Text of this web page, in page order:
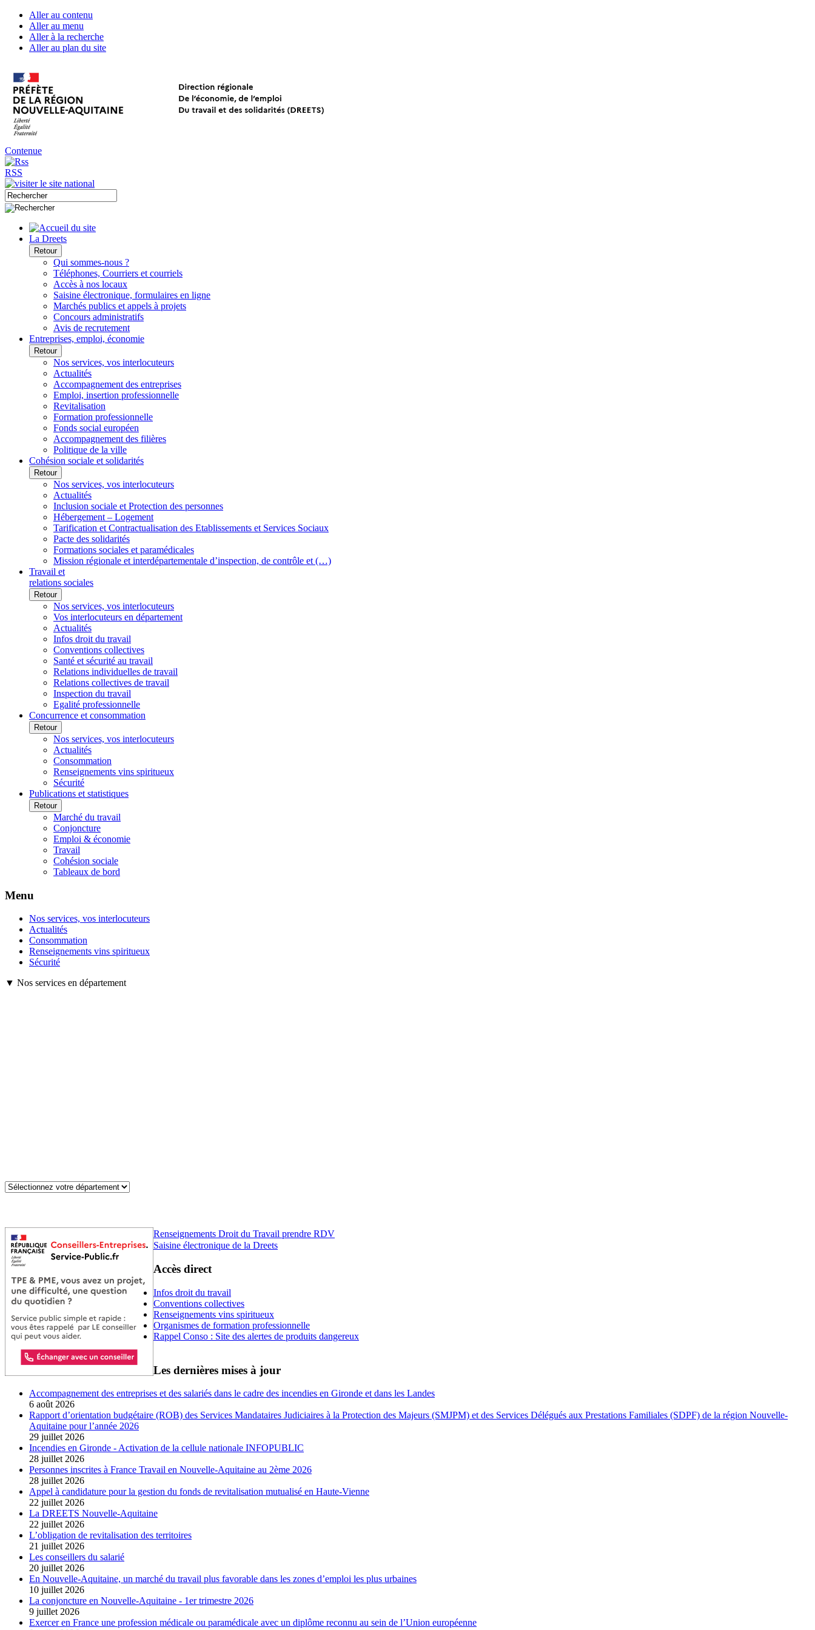
Aller au contenu
Aller au menu
Aller à la recherche
Aller au plan du site
Contenue
RSS
La Dreets
Retour
Qui sommes-nous ?
Téléphones, Courriers et courriels
Accès à nos locaux
Saisine électronique, formulaires en ligne
Marchés publics et appels à projets
Concours administratifs
Avis de recrutement
Entreprises, emploi, économie
Retour
Nos services, vos interlocuteurs
Actualités
Accompagnement des entreprises
Emploi, insertion professionnelle
Revitalisation
Formation professionnelle
Fonds social européen
Accompagnement des filières
Politique de la ville
Cohésion sociale et solidarités
Retour
Nos services, vos interlocuteurs
Actualités
Inclusion sociale et Protection des personnes
Hébergement – Logement
Tarification et Contractualisation des Etablissements et Services Sociaux
Pacte des solidarités
Formations sociales et paramédicales
Mission régionale et interdépartementale d’inspection, de contrôle et (…)
Travail et
relations sociales
Retour
Nos services, vos interlocuteurs
Vos interlocuteurs en département
Actualités
Infos droit du travail
Conventions collectives
Santé et sécurité au travail
Relations individuelles de travail
Relations collectives de travail
Inspection du travail
Egalité professionnelle
Concurrence et consommation
Retour
Nos services, vos interlocuteurs
Actualités
Consommation
Renseignements vins spiritueux
Sécurité
Publications et statistiques
Retour
Marché du travail
Conjoncture
Emploi & économie
Travail
Cohésion sociale
Tableaux de bord
Menu
Nos services, vos interlocuteurs
Actualités
Consommation
Renseignements vins spiritueux
Sécurité
▼ Nos services en département
Renseignements Droit du Travail prendre RDV
Saisine électronique de la Dreets
Accès direct
Infos droit du travail
Conventions collectives
Renseignements vins spiritueux
Organismes de formation professionnelle
Rappel Conso : Site des alertes de produits dangereux
Les dernières mises à jour
Accompagnement des entreprises et des salariés dans le cadre des incendies en Gironde et dans les Landes
6 août 2026
Rapport d’orientation budgétaire (ROB) des Services Mandataires Judiciaires à la Protection des Majeurs (SMJPM) et des Services Délégués aux Prestations Familiales (SDPF) de la région Nouvelle-
Aquitaine pour l’année 2026
29 juillet 2026
Incendies en Gironde - Activation de la cellule nationale INFOPUBLIC
28 juillet 2026
Personnes inscrites à France Travail en Nouvelle-Aquitaine au 2ème 2026
28 juillet 2026
Appel à candidature pour la gestion du fonds de revitalisation mutualisé en Haute-Vienne
22 juillet 2026
La DREETS Nouvelle-Aquitaine
22 juillet 2026
L’obligation de revitalisation des territoires
21 juillet 2026
Les conseillers du salarié
20 juillet 2026
En Nouvelle-Aquitaine, un marché du travail plus favorable dans les zones d’emploi les plus urbaines
10 juillet 2026
La conjoncture en Nouvelle-Aquitaine - 1er trimestre 2026
9 juillet 2026
Exercer en France une profession médicale ou paramédicale avec un diplôme reconnu au sein de l’Union européenne